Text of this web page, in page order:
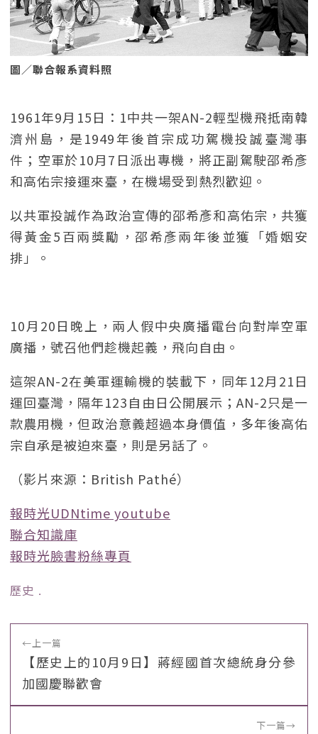
圖／聯合報系資料照
1961年9月15日：1中共一架AN-2輕型機飛抵南韓
濟州島，是1949年後首宗成功駕機投誠臺灣事
件；空軍於10月7日派出專機，將正副駕駛邵希彥
和高佑宗接運來臺，在機場受到熱烈歡迎。
以共軍投誠作為政治宣傳的邵希彥和高佑宗，共獲
得黃金5百兩獎勵，邵希彥兩年後並獲「婚姻安
排」。
10月20日晚上，兩人假中央廣播電台向對岸空軍
廣播，號召他們趁機起義，飛向自由。
這架AN-2在美軍運輸機的裝載下，同年12月21日
運回臺灣，隔年123自由日公開展示；AN-2只是一
款農用機，但政治意義超過本身價值，多年後高佑
宗自承是被迫來臺，則是另話了。
（影片來源：British Pathé）
報時光UDNtime youtube
聯合知識庫
報時光臉書粉絲專頁
歷史 ﹒
←上一篇
【歷史上的10月9日】蔣經國首次總統身分參
加國慶聯歡會
下一篇→